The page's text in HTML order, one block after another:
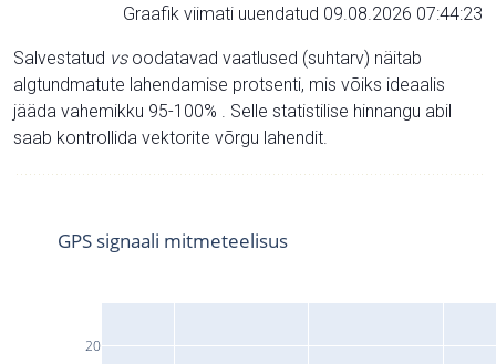
Graafik viimati uuendatud 09.08.2026 07:44:23
Salvestatud vsoodatavad vaatlused (suhtarv) näitab
algtundmatute lahendamise protsenti, mis võiks ideaalis
jääda vahemikku 95-100% . Selle statistilise hinnangu abil
saab kontrollida vektorite võrgu lahendit.
20
GPS signaali mitmeteelisus